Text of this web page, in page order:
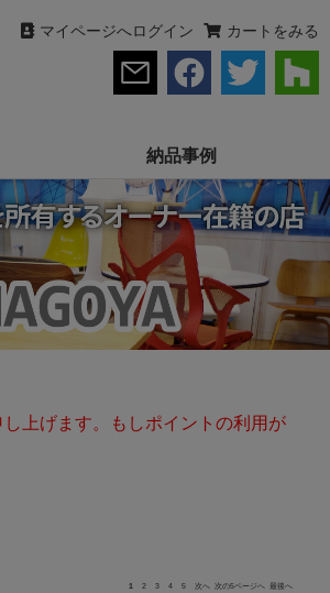
マイページへログイン カートをみる
納品事例
上げます。もしポイントの利用が
1 2 3 4 5 次へ 次の5ページへ 最後へ